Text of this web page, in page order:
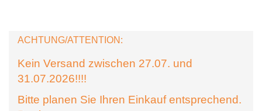
ACHTUNG/ATTENTION:
Kein Versand zwischen 27.07. und
31.07.2026!!!!
Bitte planen Sie Ihren Einkauf entsprechend.